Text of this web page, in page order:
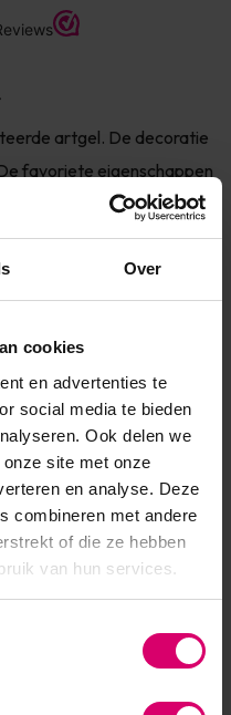
Over
cookies
en advertenties te
social media te bieden
Ook delen we
site met onze
en analyse. Deze
combineren met andere
of die ze hebben
van hun services.
artgel. De decoratie
favoriete eigenschappen
sterke dekking zelfs met
De Art Gel Pro heeft
gemakkelijker te hanteren
sneller en het result...